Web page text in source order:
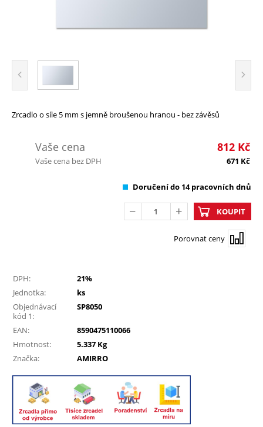
Zrcadlo o síle 5 mm s jemně broušenou hranou - bez závěsů
Vaše cena 812 Kč
Vaše cena bez DPH 671 Kč
Doručení do 14 pracovních dnů
Porovnat ceny
KOUPIT
DPH:
21%
Jednotka:
ks
Objednávací
kód 1:
SP8050
EAN:
8590475110066
Hmotnost:
5.337 Kg
Značka:
AMIRRO